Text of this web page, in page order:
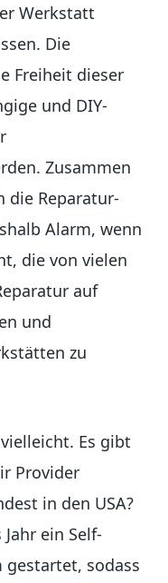
Werkstatt
Die
Freiheit dieser
und DIY-
Zusammen
die Reparatur-
Alarm, wenn
die von vielen
auf
und
zu
Es gibt
Provider
in den USA?
ein Self-
gestartet, sodass